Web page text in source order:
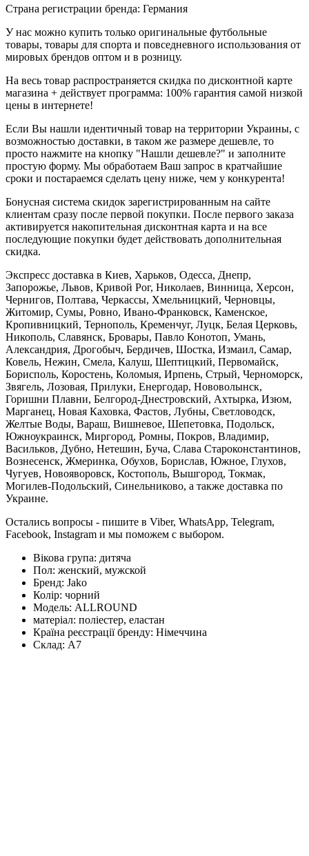
Страна регистрации бренда: Германия
У нас можно купить только оригинальные футбольные
товары, товары для спорта и повседневного использования от
мировых брендов оптом и в розницу.
На весь товар распространяется скидка по дисконтной карте
магазина + действует программа: 100% гарантия самой низкой
цены в интернете!
Если Вы нашли идентичный товар на территории Украины, с
возможностью доставки, в таком же размере дешевле, то
просто нажмите на кнопку "Нашли дешевле?" и заполните
простую форму. Мы обработаем Ваш запрос в кратчайшие
сроки и постараемся сделать цену ниже, чем у конкурента!
Бонусная система скидок зарегистрированным на сайте
клиентам сразу после первой покупки. После первого заказа
активируется накопительная дисконтная карта и на все
последующие покупки будет действовать дополнительная
скидка.
Экспресс доставка в Киев, Харьков, Одесса, Днепр,
Запорожье, Львов, Кривой Рог, Николаев, Винница, Херсон,
Чернигов, Полтава, Черкассы, Хмельницкий, Черновцы,
Житомир, Сумы, Ровно, Ивано-Франковск, Каменское,
Кропивницкий, Тернополь, Кременчуг, Луцк, Белая Церковь,
Никополь, Славянск, Бровары, Павло Конотоп, Умань,
Александрия, Дрогобыч, Бердичев, Шостка, Измаил, Самар,
Ковель, Нежин, Смела, Калуш, Шептицкий, Первомайск,
Борисполь, Коростень, Коломыя, Ирпень, Стрый, Черноморск,
Звягель, Лозовая, Прилуки, Енергодар, Нововолынск,
Горишни Плавни, Белгород-Днестровский, Ахтырка, Изюм,
Марганец, Новая Каховка, Фастов, Лубны, Светловодск,
Желтые Воды, Вараш, Вишневое, Шепетовка, Подольск,
Южноукраинск, Миргород, Ромны, Покров, Владимир,
Васильков, Дубно, Нетешин, Буча, Слава Староконстантинов,
Вознесенск, Жмеринка, Обухов, Борислав, Южное, Глухов,
Чугуев, Новояворовск, Костополь, Вышгород, Токмак,
Могилев-Подольский, Синельниково, а также доставка по
Украине.
Остались вопросы - пишите в Viber, WhatsApp, Telegram,
Facebook, Instagram и мы поможем с выбором.
Вікова група: дитяча
Пол: женский, мужской
Бренд: Jako
Колір: чорний
Модель: ALLROUND
матеріал: поліестер, еластан
Країна реєстрації бренду: Німеччина
Склад: А7